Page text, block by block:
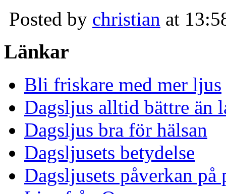
Posted by christian at
Länkar
Bli friskare med mer ljus
Dagsljus alltid bättre än
Dagsljus bra för hälsan
Dagsljusets betydelse
Dagsljusets påverkan på